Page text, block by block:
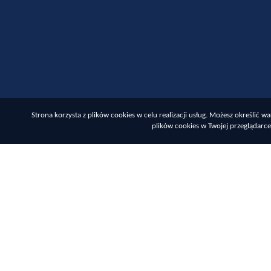
Strona korzysta z plików cookies w celu realizacji usług. Możesz określić
plików cookies w Twojej